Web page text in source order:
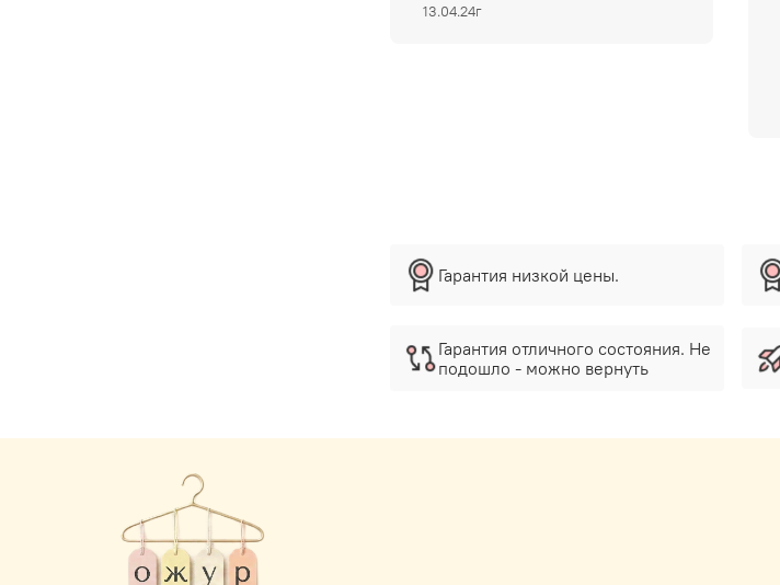
13.04.24г
Гарантия низкой цены.
Гарантия отличного состояния. Не
подошло - можно вернуть